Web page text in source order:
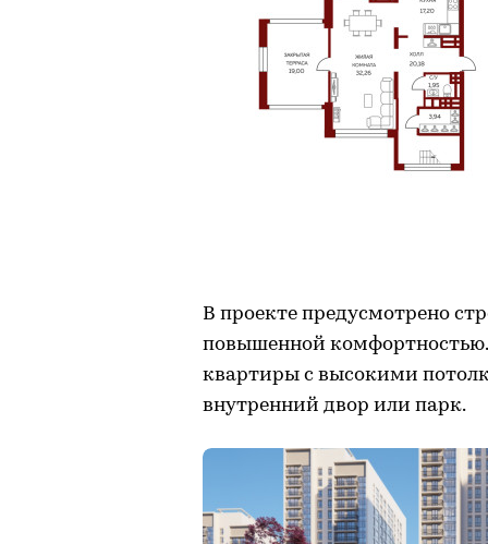
В проекте предусмотрено
повышенной
квартиры с высокими
внутренний двор или парк.